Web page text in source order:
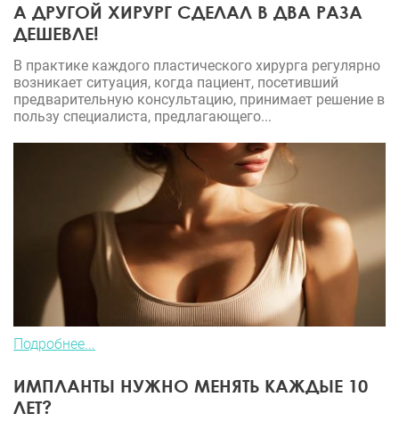
А ДРУГОЙ ХИРУРГ СДЕЛАЛ В ДВА РАЗА
ДЕШЕВЛЕ!
В практике каждого пластического хирурга регулярно
возникает ситуация, когда пациент, посетивший
предварительную консультацию, принимает решение в
пользу специалиста, предлагающего...
Подробнее...
ИМПЛАНТЫ НУЖНО МЕНЯТЬ КАЖДЫЕ 10
ЛЕТ?